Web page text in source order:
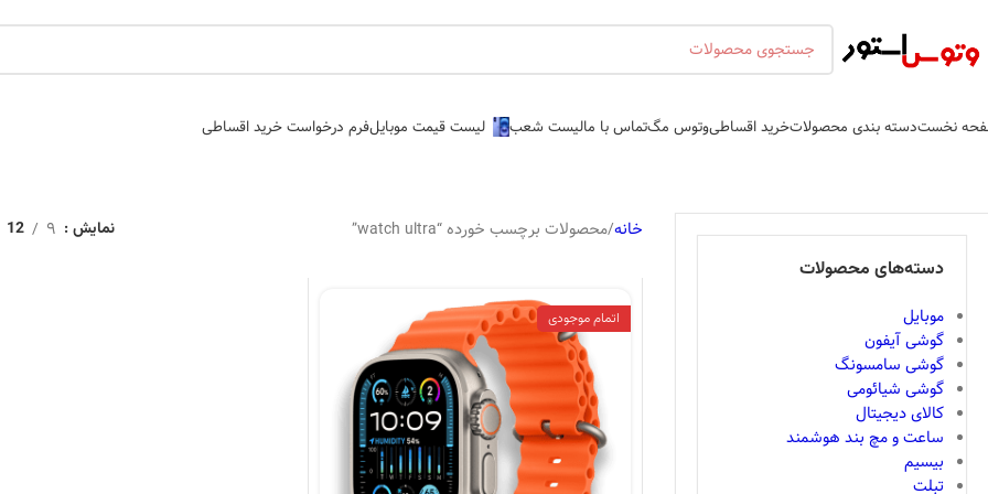
نخستدسته بندی محصولاتخرید اقساطیوتوس مگتماس با مالیست شعب لیست قیمت موبایلفرم درخواست خرید اقساطی
دسته‌های محصولات
موبایل
گوشی آیفون
گوشی سامسونگ
گوشی شیائومی
کالای دیجیتال
ساعت و مچ بند هوشمند
بیسیم
تبلت
خانه محصولات برچسب خورده “watch ultra” نمایش 9
12
اتمام موجودی